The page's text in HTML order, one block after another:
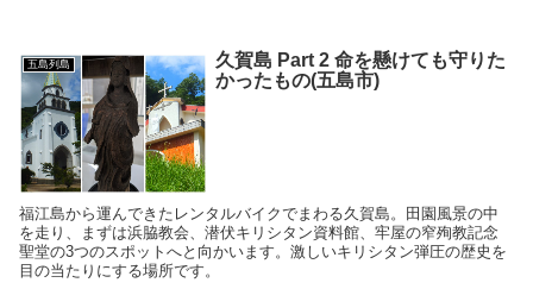
五島列島
久賀島 Part 2 命を懸けても守りた
かったもの(五島市)
福江島から運んできたレンタルバイクでまわる久賀島。田園風景の中
を走り、まずは浜脇教会、潜伏キリシタン資料館、牢屋の窄殉教記念
聖堂の3つのスポットへと向かいます。激しいキリシタン弾圧の歴史を
目の当たりにする場所です。